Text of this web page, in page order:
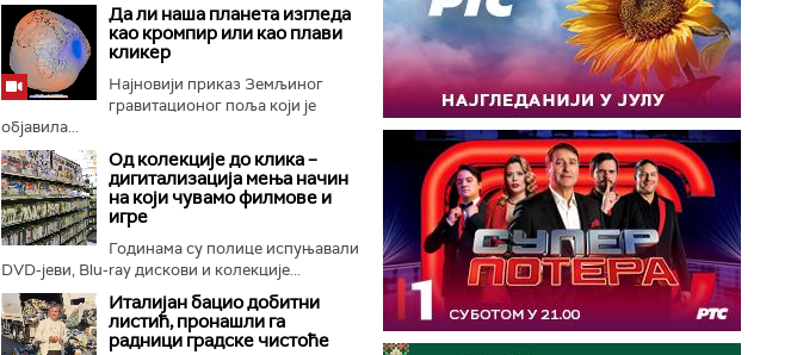
Да ли наша планета изгледа
као кромпир или као плави
кликер
Најновији приказ Земљиног
гравитационог поља који је
објавила...
Од колекције до клика –
дигитализација мења начин
на који чувамо филмове и
игре
Годинама су полице испуњавали
DVD-јеви, Blu-ray дискови и колекције...
Италијан бацио добитни
листић, пронашли га
радници градске чистоће